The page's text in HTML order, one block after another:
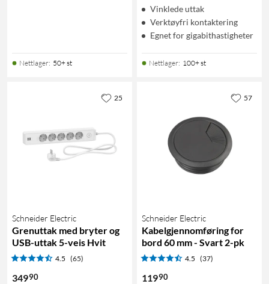
Nettlager: 50+ st
Vinklede uttak
Verktøyfri kontaktering
Egnet for gigabithastigheter
Nettlager: 100+ st
Schneider Electric
Grenuttak med bryter og
USB-uttak 5-veis Hvit
4.5 (65)
34990
25
Schneider Electric
Kabelgjennomføring for
bord 60 mm - Svart 2-pk
4.5 (37)
11990
57